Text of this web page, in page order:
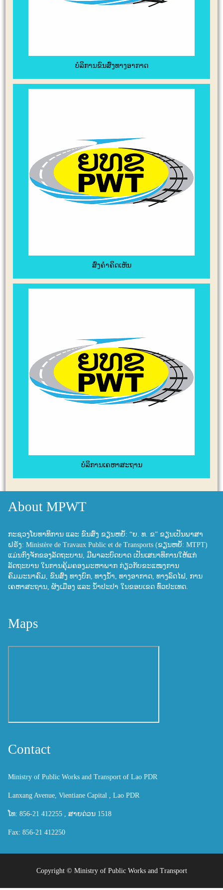
ບໍລິການຂົນສົ່ງທາງອາກາດ
ສົ່ງຄໍາຄິດເຫັນ
ບໍລິການເຄຫາສະຖານ
About MPWT
ກະຊວງໂຍທາທິການ ແລະ ຂົນສົ່ງ ຂຽນຫຍໍ້: “ຍ. ທ. ຂ” ຂຽນເປັນພາສາ
ຝຣັ່ງ: Ministère de Travaux Public et de Transports (ຂຽນຫຍໍ້: MTPT)
ແມ່ນກົງຈັກຂອງລັດຖະບານ, ມີພາລະບົດບາດ ເປັນເສນາທິການໃຫ້ແກ່
ລັດຖະບານ ໃນການຄຸ້ມຄອງມະຫາພາກ ກ່ຽວກັບຂະແໜງການ
ຄົມມະນາຄົມ, ຂົນສົ່ງ ທາງບົກ, ທາງນ້ຳ, ທາງອາກາດ, ທາງລົດໄຟ, ການ
ເຄຫາສະຖານ, ຜັງເມືອງ ແລະ ນ້ຳປະປາ ໃນຂອບເຂດ ທົ່ວປະເທດ.
Maps
Contact
Ministry of Public Works and Transport of Lao PDR
Lanxang Avenue, Vientiane Capital , Lao PDR
ໂທ: 856-21 412255 , ສາຍດ່ວນ 1518
Fax: 856-21 412250
Copyright © Ministry of Public Works and Transport